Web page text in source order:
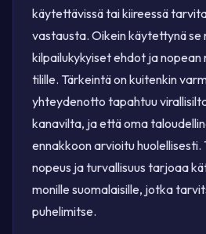
käytettävissä tai kiireessä
vastausta. Oikein käytettynä se
kilpailukykyiset ehdot ja nopean
tilille. Tärkeintä on kuitenkin
yhteydenotto tapahtuu
kanavilta, ja että oma
ennakkoon arvioitu huolellisesti.
nopeus ja turvallisuus tarjoaa
monille suomalaisille, jotka
puhelimitse.